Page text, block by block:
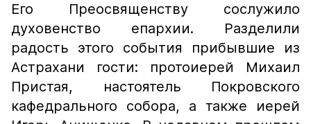
Его Преосвященству сослужило
духовенство епархии. Разделили
радость этого события прибывшие из
Астрахани гости: протоиерей Михаил
Пристая, настоятель Покровского
кафедрального собора, а также иерей